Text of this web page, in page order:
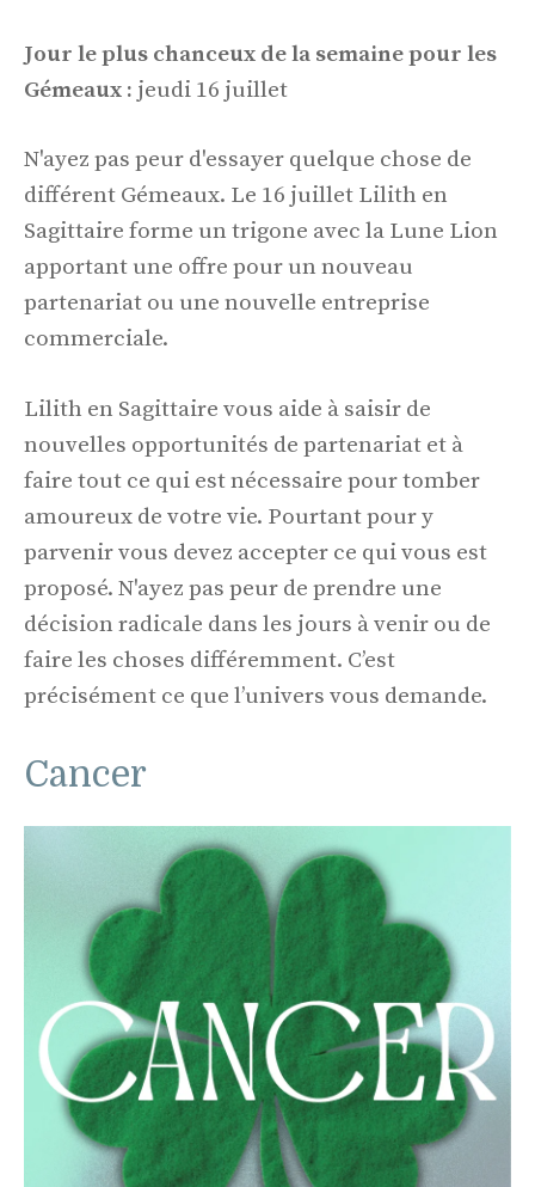
Jour le plus chanceux de la semaine pour les
Gémeaux : jeudi 16 juillet
N'ayez pas peur d'essayer quelque chose de
différent Gémeaux. Le 16 juillet Lilith en
Sagittaire forme un trigone avec la Lune Lion
apportant une offre pour un nouveau
partenariat ou une nouvelle entreprise
commerciale.
Lilith en Sagittaire vous aide à saisir de
nouvelles opportunités de partenariat et à
faire tout ce qui est nécessaire pour tomber
amoureux de votre vie. Pourtant pour y
parvenir vous devez accepter ce qui vous est
proposé. N'ayez pas peur de prendre une
décision radicale dans les jours à venir ou de
faire les choses différemment. C’est
précisément ce que l’univers vous demande.
Cancer